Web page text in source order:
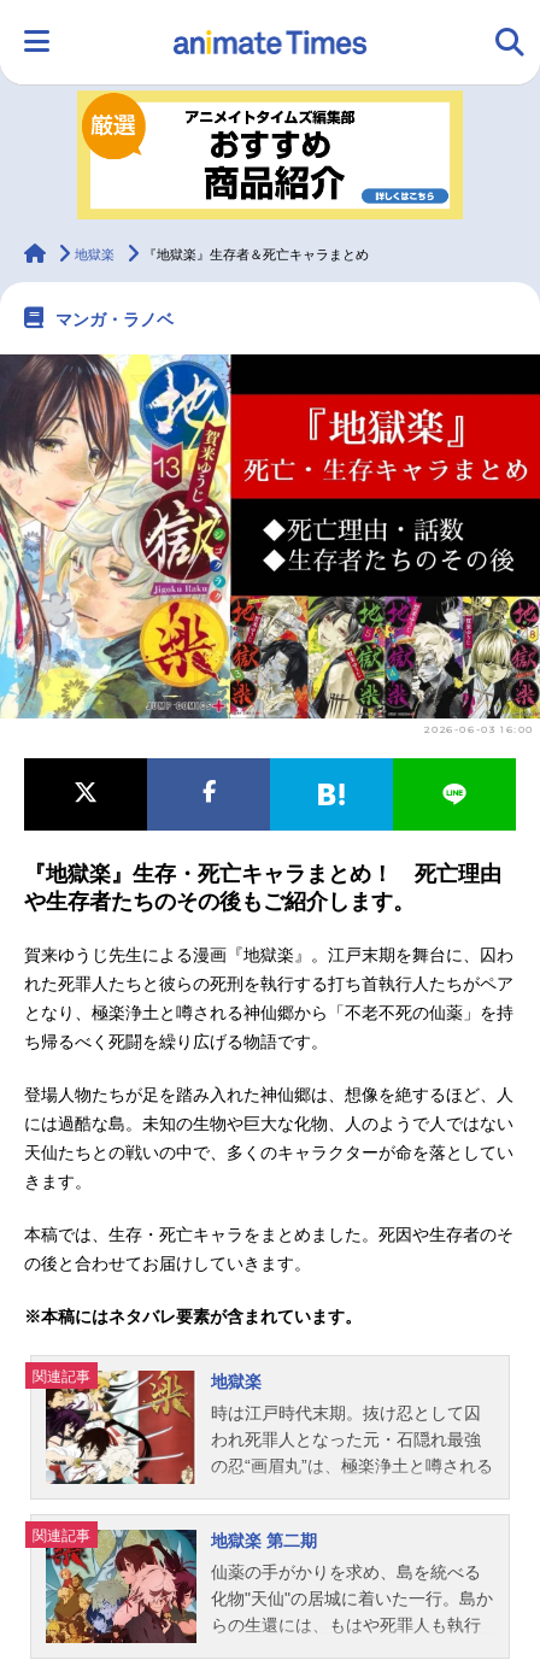
ランキング アニメ
ラジオ
2.5次元 配信・Vtuber トレンド 無料マンガ
最新記事一覧
アニメ記事一覧 声優記事一覧
アニメ映画一覧
今期アニメ曜日別一覧
春アニメ 夏アニメ
男性声優/女性声優一覧
animateTimes
地獄楽 『地獄楽』生存者＆死亡キャラまとめ
マンガ・ラノベ
2026-06-03 16:00
『地獄楽』生存・死亡キャラまとめ！ 死亡理由
や生存者たちのその後もご紹介します。
賀来ゆうじ先生による漫画『地獄楽』。江戸末期を舞台に、囚わ
れた死罪人たちと彼らの死刑を執行する打ち首執行人たちがペア
となり、極楽浄土と噂される神仙郷から「不老不死の仙薬」を持
ち帰るべく死闘を繰り広げる物語です。
登場人物たちが足を踏み入れた神仙郷は、想像を絶するほど、人
には過酷な島。未知の生物や巨大な化物、人のようで人ではない
天仙たちとの戦いの中で、多くのキャラクターが命を落としてい
きます。
本稿では、生存・死亡キャラをまとめました。死因や生存者のそ
の後と合わせてお届けしていきます。
※本稿にはネタバレ要素が含まれています。
関連記事
地獄楽
時は江戸時代末期。抜け忍として囚
われ死罪人となった元・石隠れ最強
の忍“画眉丸”は、極楽浄土と噂される
れば無罪放免となれることを告げら
れる。画眉丸は最愛の妻と再会する
ため、打ち首執行人“山田浅ェ門佐
切”とともに仙薬があるという島へ向
かうことに。島に上陸した画眉丸と
関連記事
地獄楽 第二期
仙薬の手がかりを求め、島を統べる
化物"天仙"の居城に着いた一行。島か
らの生還には、もはや死罪人も執行